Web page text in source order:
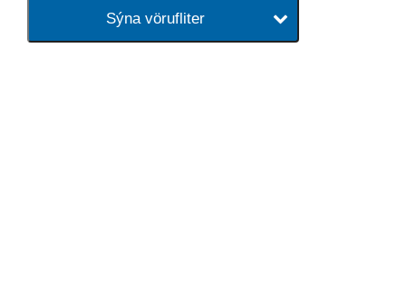
Sýna vörufliter